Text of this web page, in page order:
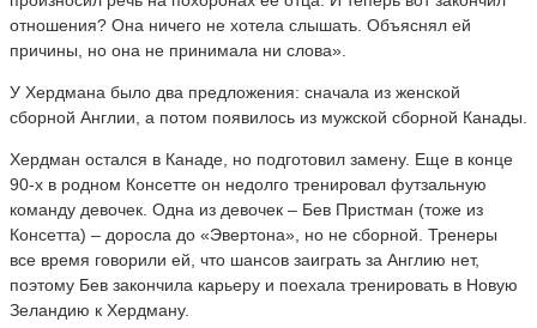
отношения? Она ничего не хотела слышать. Объяснял ей
причины, но она не принимала ни слова».
У Хердмана было два предложения: сначала из женской
сборной Англии, а потом появилось из мужской сборной Канады.
Хердман остался в Канаде, но подготовил замену. Еще в конце
90-х в родном Консетте он недолго тренировал футзальную
команду девочек. Одна из девочек – Бев Пристман (тоже из
Консетта) – доросла до «Эвертона», но не сборной. Тренеры
все время говорили ей, что шансов заиграть за Англию нет,
поэтому Бев закончила карьеру и поехала тренировать в Новую
Зеландию к Хердману.